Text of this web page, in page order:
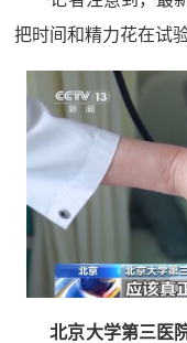
把时间和精力花在试
北京大学第三医